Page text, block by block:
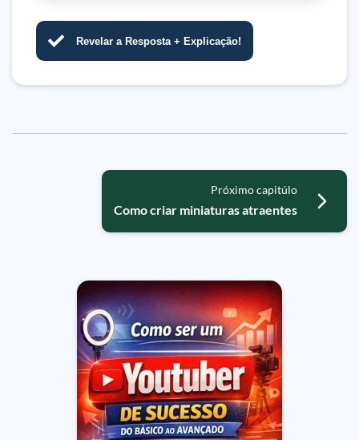
Revelar a Resposta + Explicação!
Próximo capitúlo
Como criar miniaturas atraentes